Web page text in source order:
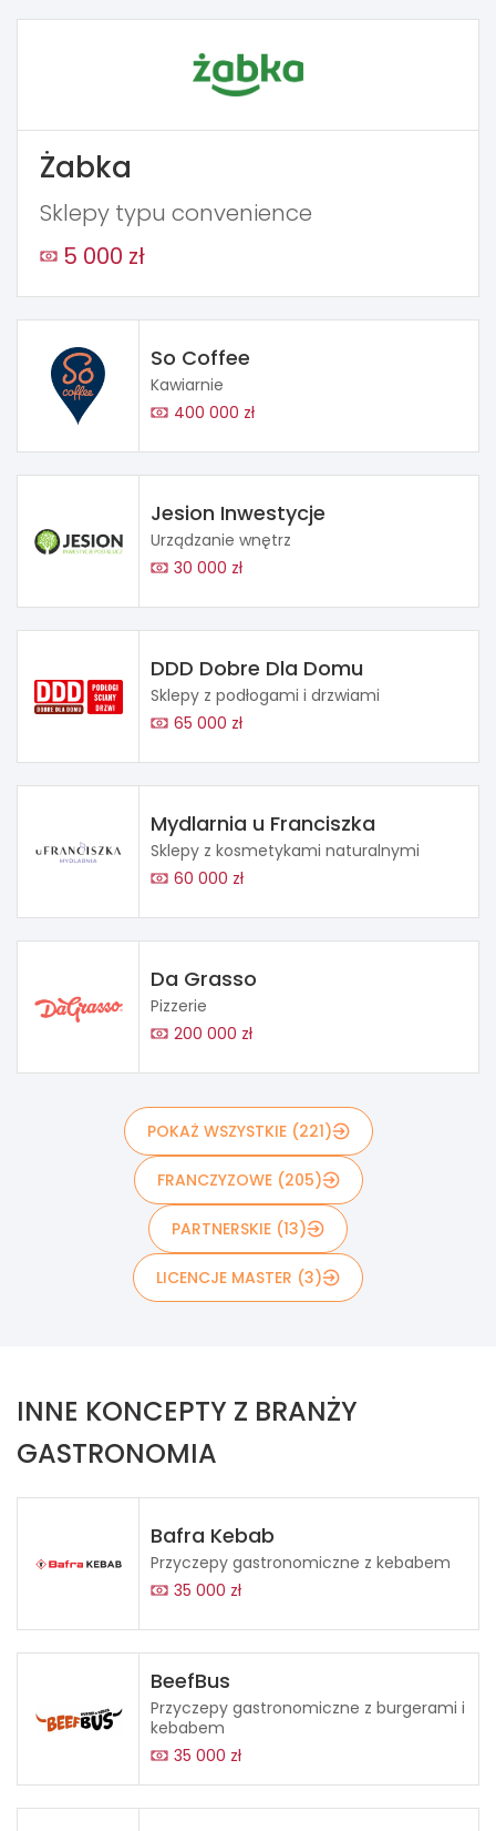
Żabka
Sklepy typu convenience
5 000 zł
So Coffee
Kawiarnie
400 000 zł
Jesion Inwestycje
Urządzanie wnętrz
30 000 zł
DDD Dobre Dla Domu
Sklepy z podłogami i drzwiami
65 000 zł
Mydlarnia u Franciszka
Sklepy z kosmetykami naturalnymi
60 000 zł
Da Grasso
Pizzerie
200 000 zł
POKAŻ WSZYSTKIE (221)
FRANCZYZOWE (205)
PARTNERSKIE (13)
LICENCJE MASTER (3)
INNE KONCEPTY Z BRANŻY
GASTRONOMIA
Bafra Kebab
Przyczepy gastronomiczne z kebabem
35 000 zł
BeefBus
Przyczepy gastronomiczne z burgerami i
kebabem
35 000 zł